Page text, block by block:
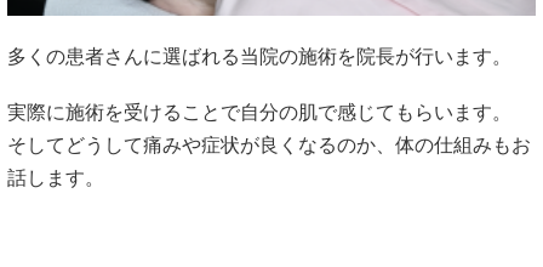
多くの患者さんに選ばれる当院の施術を院長が行います。
実際に施術を受けることで自分の肌で感じてもらいます。
そしてどうして痛みや症状が良くなるのか、体の仕組みもお
話します。